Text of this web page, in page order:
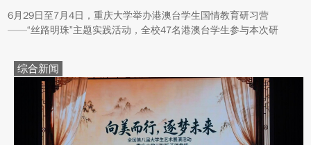
6月29日至7月4日，重庆大学举办港澳台学生国情教育研习营
——“丝路明珠”主题实践活动，全校47名港澳台学生参与本次研
多地实地走访，深入了解国家在丝路文明传承、世界文化遗产保
护、西北地质生态治理等方面的建设成就与发展路径。
综合新闻